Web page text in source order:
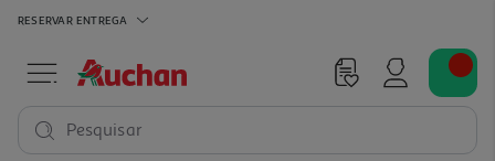
RESERVAR ENTREGA
Pesquisar